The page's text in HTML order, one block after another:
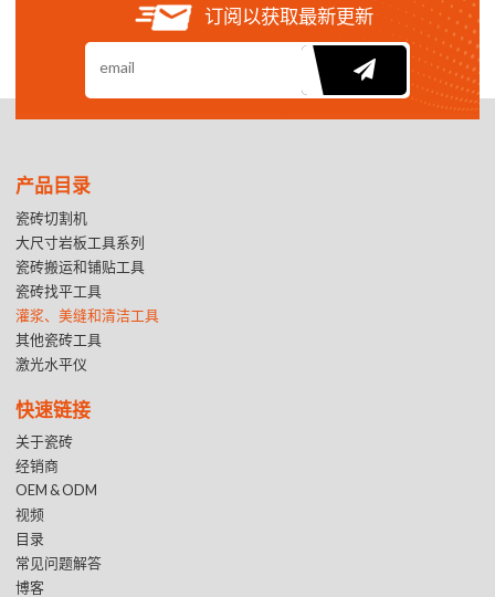
订阅以获取最新更新
产品目录
瓷砖切割机
大尺寸岩板工具系列
瓷砖搬运和铺贴工具
瓷砖找平工具
灌浆、美缝和清洁工具
其他瓷砖工具
激光水平仪
快速链接
关于瓷砖
经销商
OEM & ODM
视频
目录
常见问题解答
博客